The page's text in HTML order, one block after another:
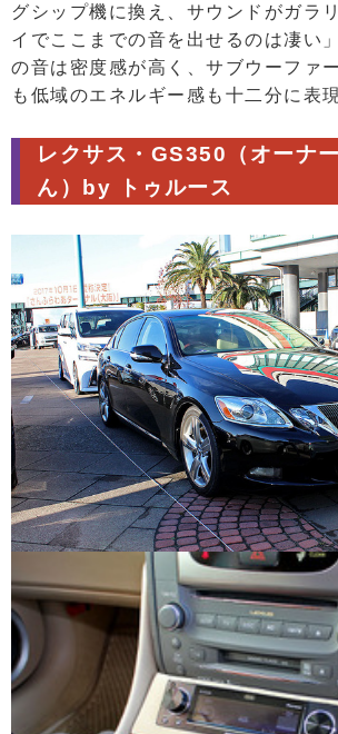
グシップ機に換え、サウンドがガラ
イでここまでの音を出せるのは凄い
の音は密度感が高く、サブウーファ
も低域のエネルギー感も十二分に表
レクサス・GS350（オーナ
ん）by トゥルース